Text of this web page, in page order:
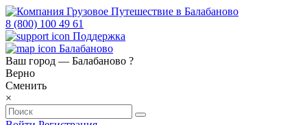
8 (800) 100 49 61
Поддержка
Балабаново
Ваш город — Балабаново ?
Верно
Сменить
×